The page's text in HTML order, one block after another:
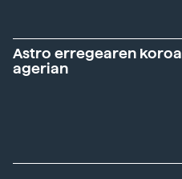
Astro erregearen koroa
agerian